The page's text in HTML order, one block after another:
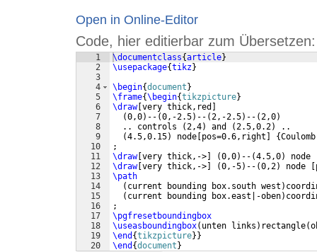
Open in Online-Editor
Code, hier editierbar zum Übersetzen:
1
2
3
4
5
6
7
8
9
10
11
12
13
14
15
16
17
18
19
20
\documentclass{article}
\usepackage{tikz}
\begin{document }
\frame{\begin{tikzpicture}
\draw[ very thick,red
(0,0) -- (0,-2.5) -- (2,-2.5) -- (2,0)
  .. controls
(2,4) and (2.5,0.2)
..
(4.5,0.15) node pos=0.6,right {
;
\draw[ very thick,-> (0,0) -- (4.5,0) node
\draw[ very thick,-> (0,-5) -- (0,2) node
\path
( current bounding box.south west )
( current bounding box.east|-oben)
;
\pgfresetboundingbox
\useasboundingbox( unten links ) rectangle(
\end {tikzpicture} }
\end {document }